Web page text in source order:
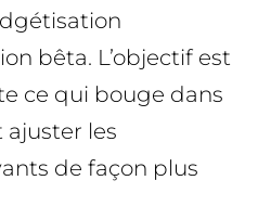
bêta. L’objectif est
ce qui bouge dans
les
de façon plus